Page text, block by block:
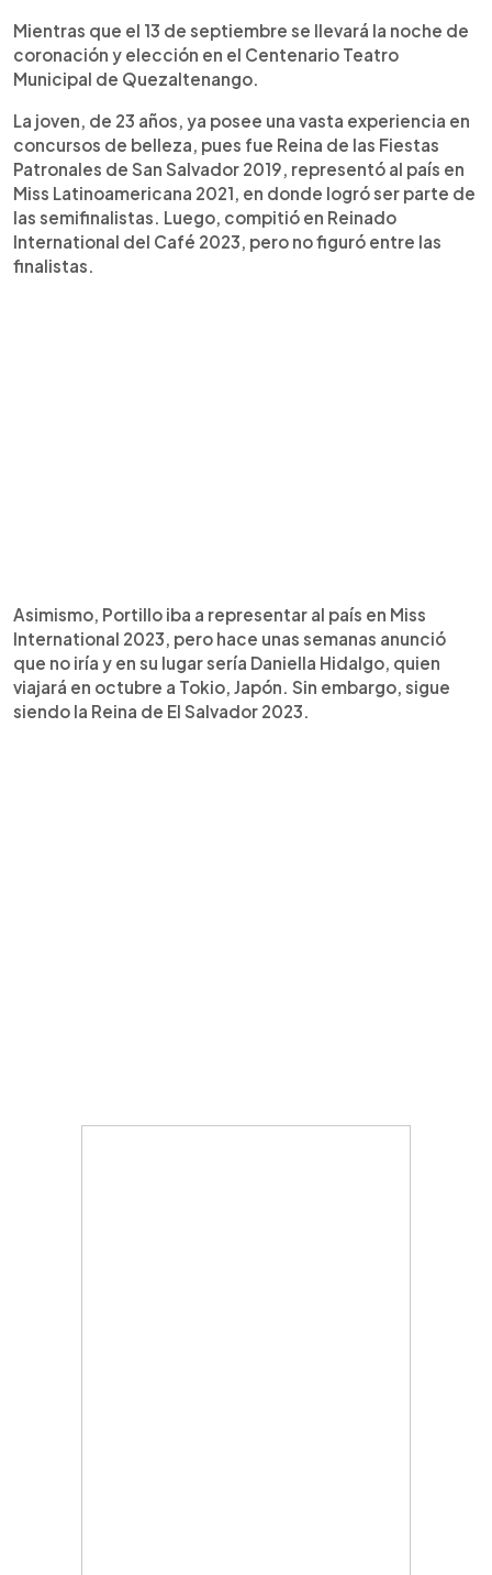
Mientras que el 13 de septiembre se llevará la noche de
coronación y elección en el Centenario Teatro
Municipal de Quezaltenango.
La joven, de 23 años, ya posee una vasta experiencia en
concursos de belleza, pues fue Reina de las Fiestas
Patronales de San Salvador 2019, representó al país en
Miss Latinoamericana 2021, en donde logró ser parte de
las semifinalistas. Luego, compitió en Reinado
International del Café 2023, pero no figuró entre las
finalistas.
Asimismo, Portillo iba a representar al país en Miss
International 2023, pero hace unas semanas anunció
que no iría y en su lugar sería Daniella Hidalgo, quien
viajará en octubre a Tokio, Japón. Sin embargo, sigue
siendo la Reina de El Salvador 2023.